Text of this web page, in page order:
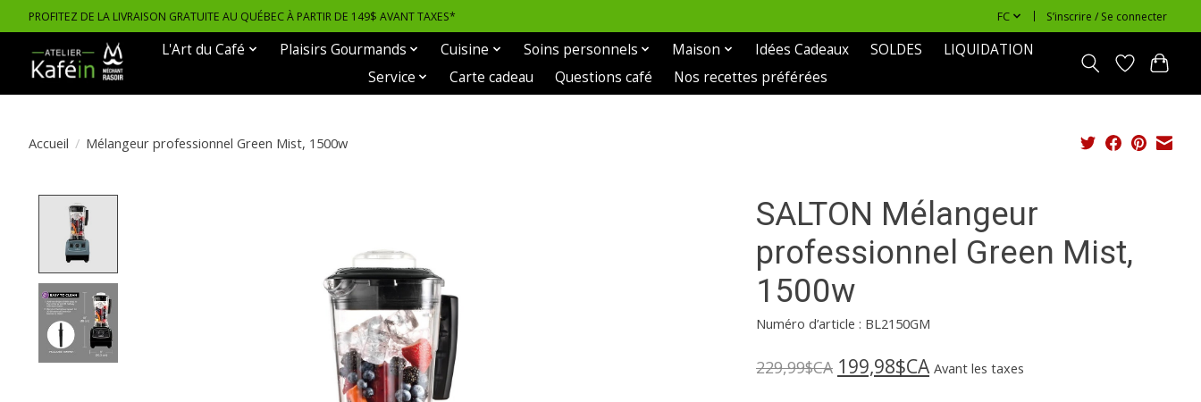
PROFITEZ DE LA LIVRAISON GRATUITE AU QUÉBEC À PARTIR DE 149$ AVANT TAXES* FC S’inscrire / Se connecter
L'Art du Café Plaisirs Gourmands Cuisine Soins personnels Maison Idées Cadeaux SOLDES
LIQUIDATION
Service
Carte cadeau Questions café Nos recettes préférées
Accueil / Mélangeur professionnel Green Mist, 1500w
SALTON Mélangeur
professionnel Green Mist,
1500w
Numéro d’article : BL2150GM
229,99$CA 199,98$CA Avant les taxes